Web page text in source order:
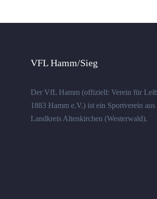
VFL Hamm/Sieg
Der VfL Hamm (offiziell: Verein für
1883 Hamm e.V.) ist ein Sportverein
Landkreis Altenkirchen (Westerwald).